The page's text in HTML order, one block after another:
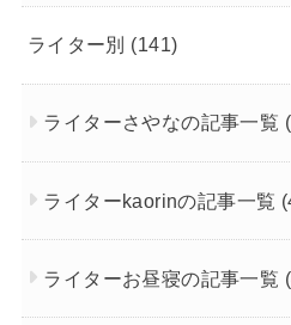
ライター別 (141)
ライターさやなの記事一覧
ライターkaorinの記事一覧
ライターお昼寝の記事一覧